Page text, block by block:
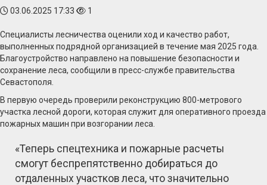
03.06.2025 17:33 1
Специалисты лесничества оценили ход и качество работ,
выполненных подрядной организацией в течение мая 2025 года.
Благоустройство направлено на повышение безопасности и
сохранение леса, сообщили в пресс-службе правительства
Севастополя.
В первую очередь проверили реконструкцию 800-метрового
участка лесной дороги, которая служит для оперативного проезда
пожарных машин при возгорании леса.
«Теперь спецтехника и пожарные расчеты
смогут беспрепятственно добираться до
отдаленных участков леса, что значительно